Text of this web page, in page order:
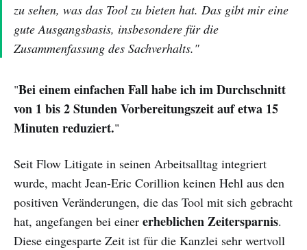
zu sehen, was das Tool zu bieten hat. Das gibt mir eine
gute Ausgangsbasis, insbesondere für die
Zusammenfassung des Sachverhalts."
"Bei einem einfachen Fall habe ich im Durchschnitt
von 1 bis 2 Stunden Vorbereitungszeit auf etwa 15
Minuten reduziert."
Seit Flow Litigate in seinen Arbeitsalltag integriert
wurde, macht Jean-Eric Corillion keinen Hehl aus den
positiven Veränderungen, die das Tool mit sich gebracht
hat, angefangen bei einer erheblichen Zeitersparnis.
Diese eingesparte Zeit ist für die Kanzlei sehr wertvoll